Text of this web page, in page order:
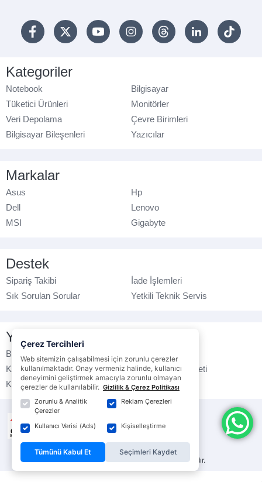
Kategoriler
Notebook
Bilgisayar
Tüketici Ürünleri
Monitörler
Veri Depolama
Çevre Birimleri
Bilgisayar Bileşenleri
Yazıcılar
Markalar
Asus
Hp
Dell
Lenovo
MSI
Gigabyte
Destek
Sipariş Takibi
İade İşlemleri
Sık Sorulan Sorular
Yetkili Teknik Servis
Yasal Bilgilendirme
Banka Hesap No
Kullanım Koşulları
Ticari Elektronik İleti
K.V.K.K. Politikası
Veri Gizliliği
© ebrarbilgisayar.com - Tüm hakları saklıdır.
Çerez Tercihleri
Web sitemizin çalışabilmesi için zorunlu çerezler
kullanılmaktadır. Onay vermeniz halinde, kullanıcı
deneyimini geliştirmek amacıyla zorunlu olmayan
çerezler de kullanılabilir. Gizlilik & Çerez Politikası
Zorunlu & Analitik
Çerezler
Reklam Çerezleri
Kullanıcı Verisi (Ads) Kişiselleştirme
Tümünü Kabul Et Seçimleri Kaydet